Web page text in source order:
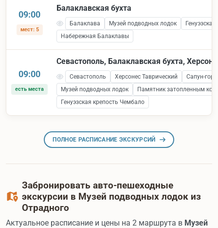
09:00
мест: 5
Балаклавская бухта
Балаклава Музей подводных лодок
Набережная Балаклавы
09:00
есть места
Севастополь, Балаклавская бухта,
Севастополь Херсонес Таврический
Сапун-гора
Музей подводных лодок
Памятник затопленным
Генуэзская крепость Чембало
ПОЛНОЕ РАСПИСАНИЕ ЭКСКУРСИЙ
Забронировать авто-пешеходные
экскурсии в Музей подводных лодок из
Отрадного
Актуальное расписание и цены на 2 маршрута в Музей